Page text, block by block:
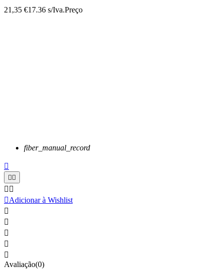
21,35 €17.36 s/Iva.Preço
fiber_manual_record

 
 
Adicionar à Wishlist





Avaliação(0)